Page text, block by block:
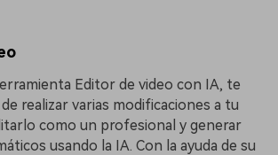
Editor de video con IA, te
realizar varias modificaciones a tu
como un profesional y generar
usando la IA. Con la ayuda de su